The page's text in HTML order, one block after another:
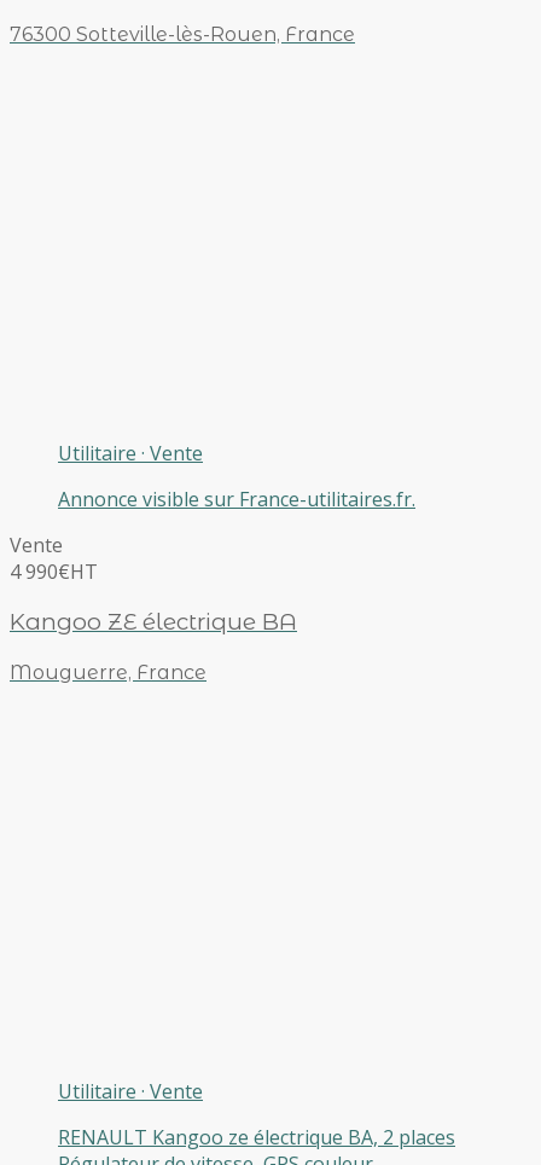
76300 Sotteville-lès-Rouen, France
Utilitaire · Vente
Annonce visible sur France-utilitaires.fr.
Vente
4 990€HT
Kangoo ZE électrique BA
Mouguerre, France
Utilitaire · Vente
RENAULT Kangoo ze électrique BA, 2 places